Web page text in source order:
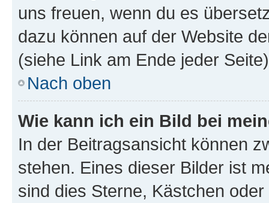
uns freuen, wenn du es
dazu können auf der Website
(siehe Link am Ende jeder
Nach oben
Wie kann ich ein Bild bei
In der Beitragsansicht können
stehen. Eines dieser Bilder ist
sind dies Sterne, Kästchen